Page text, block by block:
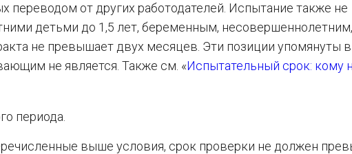
переводом от других работодателей. Испытание также не
детьми до 1,5 лет, беременным,
не превышает двух месяцев. Эти позиции упомянуты в
не является. Также см. «Испытательный срок: кому
периода.
выше условия, срок проверки не должен